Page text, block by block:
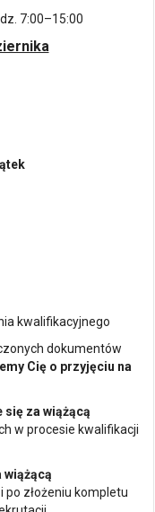
7:00–15:00
kwalifikacyjnego
dokumentów
Cię o przyjęciu na
się za wiążącą
w procesie kwalifikacji
wiążącą
złożeniu kompletu